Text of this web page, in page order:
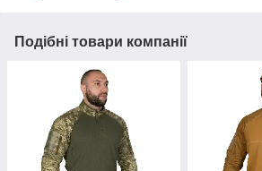
Подібні товари компанії